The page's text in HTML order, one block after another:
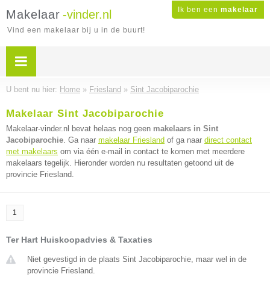
Ik ben een makelaar
Makelaar -vinder.nl
Vind een makelaar bij u in de buurt!
U bent nu hier: Home » Friesland » Sint Jacobiparochie
Makelaar Sint Jacobiparochie
Makelaar-vinder.nl bevat helaas nog geen makelaars in Sint
Jacobiparochie. Ga naar makelaar Friesland of ga naar direct contact
met makelaars om via één e-mail in contact te komen met meerdere
makelaars tegelijk. Hieronder worden nu resultaten getoond uit de
provincie Friesland.
1
Ter Hart Huiskoopadvies & Taxaties
Niet gevestigd in de plaats Sint Jacobiparochie, maar wel in de
provincie Friesland.